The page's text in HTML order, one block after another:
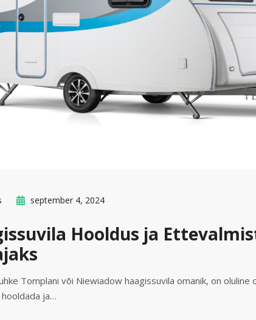
september 4, 2024
Hooldus ja
Tomplani või Niewiadow haagissuvila omanik, on
ja…